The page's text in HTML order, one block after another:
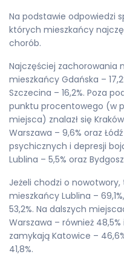
Na podstawie odpowiedzi
których mieszkańcy
chorób.
Najczęściej zachorowania
mieszkańcy Gdańska –
Szczecina – 16,2%. Poza
punktu procentowego (w
miejsca) znalazł się
Warszawa – 9,6% oraz
psychicznych i depresji
Lublina – 5,5% oraz
Jeżeli chodzi o
mieszkańcy Lublina –
53,2%. Na dalszych
Warszawa – również
zamykają Katowice –
41,8%.